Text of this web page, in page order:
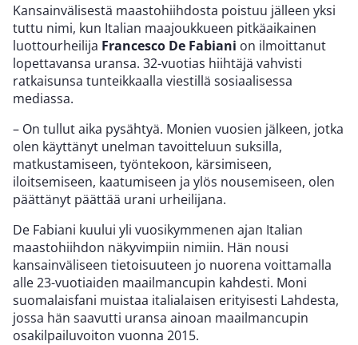
Kansainvälisestä maastohiihdosta poistuu jälleen yksi
tuttu nimi, kun Italian maajoukkueen pitkäaikainen
luottourheilija Francesco De Fabiani on ilmoittanut
lopettavansa uransa. 32-vuotias hiihtäjä vahvisti
ratkaisunsa tunteikkaalla viestillä sosiaalisessa
mediassa.
– On tullut aika pysähtyä. Monien vuosien jälkeen, jotka
olen käyttänyt unelman tavoitteluun suksilla,
matkustamiseen, työntekoon, kärsimiseen,
iloitsemiseen, kaatumiseen ja ylös nousemiseen, olen
päättänyt päättää urani urheilijana.
De Fabiani kuului yli vuosikymmenen ajan Italian
maastohiihdon näkyvimpiin nimiin. Hän nousi
kansainväliseen tietoisuuteen jo nuorena voittamalla
alle 23-vuotiaiden maailmancupin kahdesti. Moni
suomalaisfani muistaa italialaisen erityisesti Lahdesta,
jossa hän saavutti uransa ainoan maailmancupin
osakilpailuvoiton vuonna 2015.